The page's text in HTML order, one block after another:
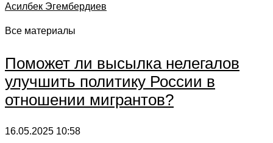
Асилбек Эгембердиев
Все материалы
Поможет ли высылка нелегалов
улучшить политику России в
отношении мигрантов?
16.05.2025 10:58